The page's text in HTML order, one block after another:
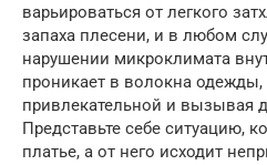
варьироваться от легкого
запаха плесени, и в любом
нарушении микроклимата
проникает в волокна одежды,
привлекательной и вызывая
Представьте себе ситуацию,
платье, а от него исходит